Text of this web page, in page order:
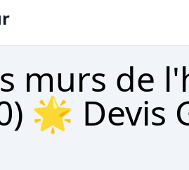
murs de
🌟 Devis